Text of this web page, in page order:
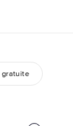
EF recrute
gratuite